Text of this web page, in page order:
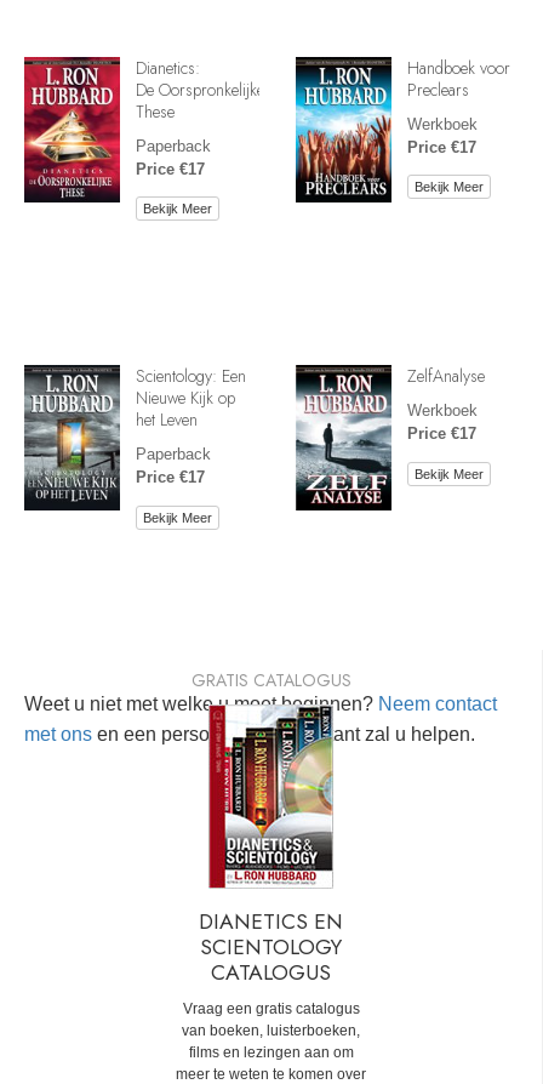
Dianetics:
De Oorspronkelijke
These
Paperback
Price €17
Bekijk Meer
Handboek voor
Preclears
Werkboek
Price €17
Bekijk Meer
Scientology: Een
Nieuwe Kijk op
het Leven
Paperback
Price €17
Bekijk Meer
ZelfAnalyse
Werkboek
Price €17
Bekijk Meer
Weet u niet met welke u moet beginnen? Neem contact
met ons en een persoonlijke consultant zal u helpen.
GRATIS CATALOGUS
DIANETICS EN
SCIENTOLOGY
CATALOGUS
Vraag een gratis catalogus
van boeken, luisterboeken,
films en lezingen aan om
meer te weten te komen over